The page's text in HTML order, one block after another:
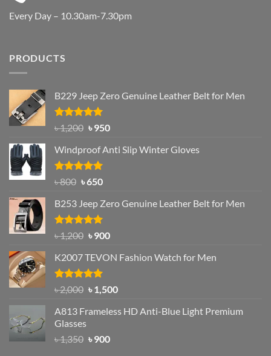
Every Day – 10.30am-7.30pm
PRODUCTS
B229 Jeep Zero Genuine Leather Belt for Men
Rated4.92
out of 5
৳1,200 Original
was:
৳ 1,200.
৳950Current
is:
Windproof Anti Slip Winter Gloves
Rated4.97
৳800 Original
was:
৳ 800.
৳650Current
is:
৳ 650.
B253 Jeep Zero Genuine Leather Belt for Men
Rated5.00
out of 5
৳1,200 Original
was:
৳ 1,200.
৳900Current
is:
K2007 TEVON Fashion Watch for Men
Rated4.93
out of 5
৳2,000 Original
was:
৳1,500Current
is:
A813 Frameless HD Anti-Blue Light Premium
Glasses
৳1,350 Original
৳900Current